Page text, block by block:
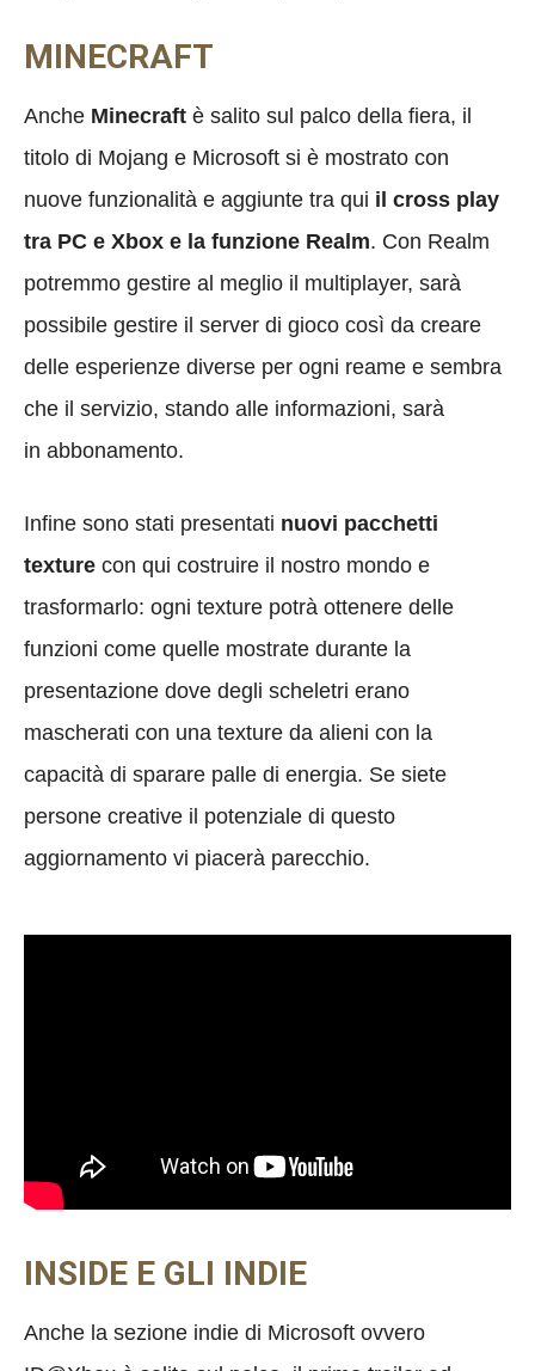
MINECRAFT
Anche Minecraft è salito sul palco della fiera, il
titolo di Mojang e Microsoft si è mostrato con
nuove funzionalità e aggiunte tra qui il cross play
tra PC e Xbox e la funzione Realm. Con Realm
potremmo gestire al meglio il multiplayer, sarà
possibile gestire il server di gioco così da creare
delle esperienze diverse per ogni reame e sembra
che il servizio, stando alle informazioni, sarà
in abbonamento.
Infine sono stati presentati nuovi pacchetti
texture con qui costruire il nostro mondo e
trasformarlo: ogni texture potrà ottenere delle
funzioni come quelle mostrate durante la
presentazione dove degli scheletri erano
mascherati con una texture da alieni con la
capacità di sparare palle di energia. Se siete
persone creative il potenziale di questo
aggiornamento vi piacerà parecchio.
INSIDE E GLI INDIE
Anche la sezione indie di Microsoft ovvero